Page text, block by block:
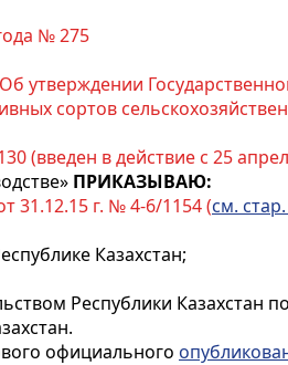
№ 275
утверждении
сортов
(введен в действие с 25
ПРИКАЗЫВАЮ:
31.12.15 г. № 4-6/1154 (см.
Казахстан;
Республики Казахстан
официального